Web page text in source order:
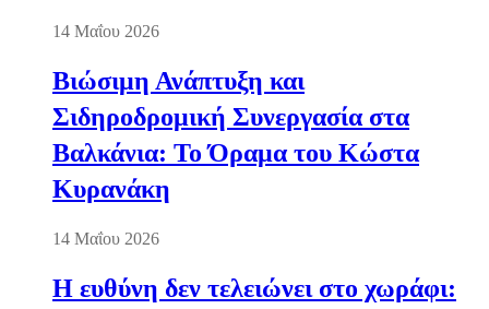
14 Μαΐου 2026
Βιώσιμη Ανάπτυξη και
Σιδηροδρομική Συνεργασία στα
Βαλκάνια: Το Όραμα του Κώστα
Κυρανάκη
14 Μαΐου 2026
Η ευθύνη δεν τελειώνει στο χωράφι: